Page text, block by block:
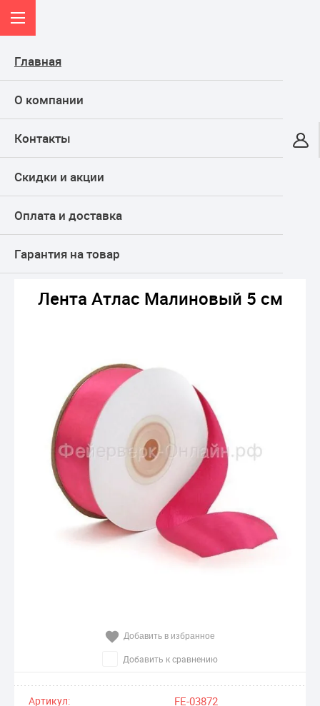
Главная
О компании
Контакты
Скидки и акции
Оплата и доставка
Гарантия на товар
Онлайн-гипермаркет
КАТАЛОГ
Подарочная упаковка и товары для флористов
Лента декоративная и банты
Лента Атлас Малиновый 5 см
Добавить в избранное
Добавить к сравнению
Артикул: FE-03872